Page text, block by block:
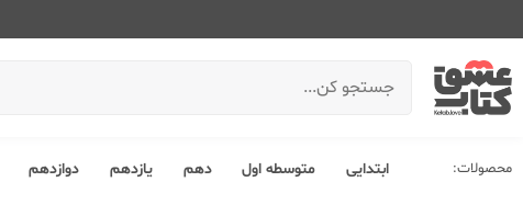
محصولات: ابتدایی متوسطه اول دهم یازدهم دوازدهم